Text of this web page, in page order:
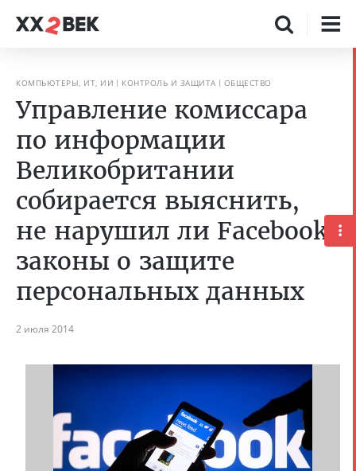
КОМПЬЮТЕРЫ, ИТ, ИИ КОНТРОЛЬ И ЗАЩИТА ОБЩЕСТВО
Управление комиссара
по информации
Великобритании
собирается выяснить,
не нарушил ли Facebook
законы о защите
персональных данных
2 июля 2014